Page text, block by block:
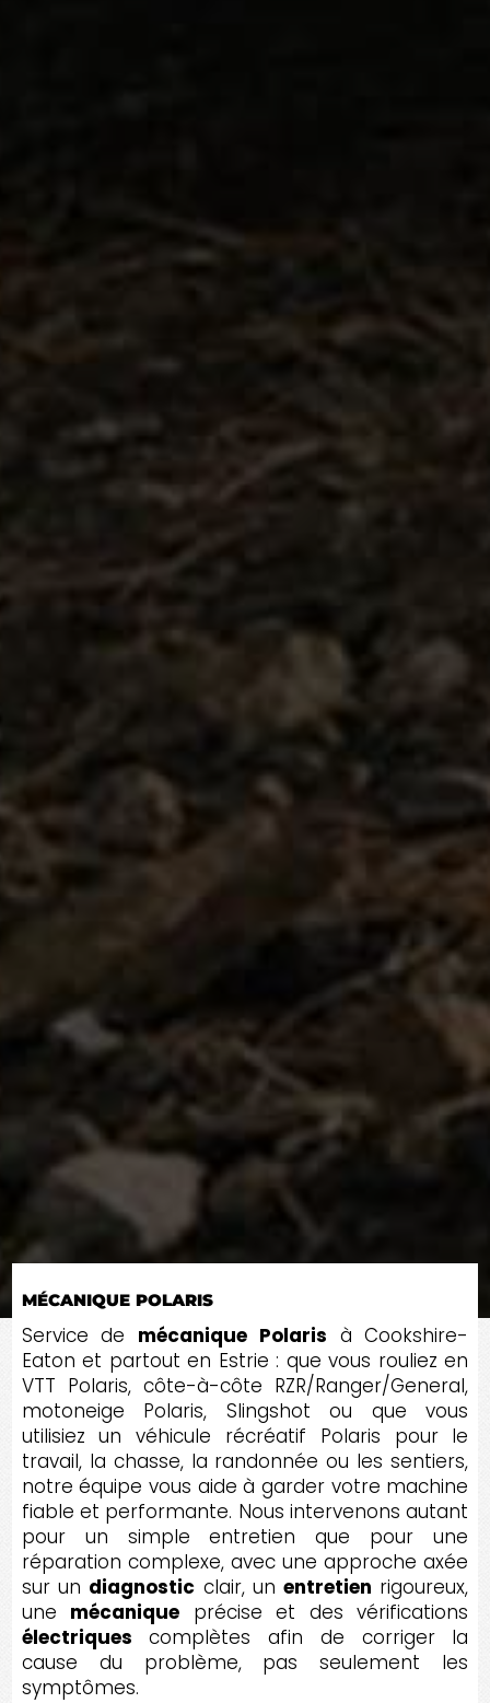
MÉCANIQUE POLARIS
Service de mécanique Polaris à Cookshire-
Eaton et partout en Estrie : que vous rouliez en
VTT Polaris, côte-à-côte RZR/Ranger/General,
motoneige Polaris, Slingshot ou que vous
utilisiez un véhicule récréatif Polaris pour le
travail, la chasse, la randonnée ou les sentiers,
notre équipe vous aide à garder votre machine
fiable et performante. Nous intervenons autant
pour un simple entretien que pour une
réparation complexe, avec une approche axée
sur un diagnostic clair, unentretien rigoureux,
une mécanique précise et des vérifications
électriques complètes afin de corriger la
cause du problème, pas seulement les
symptômes.